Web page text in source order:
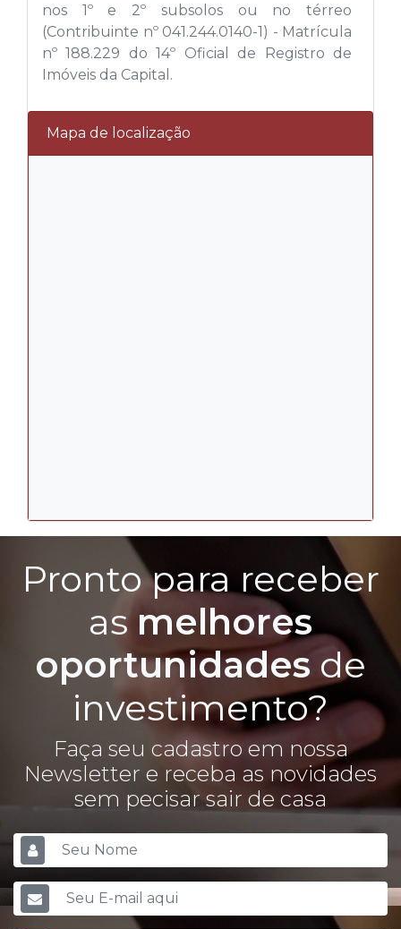
nos 1º e 2º subsolos ou no térreo
(Contribuinte nº 041.244.0140-1) - Matrícula
nº 188.229 do 14º Oficial de Registro de
Imóveis da Capital.
Mapa de localização
Pronto para receber
asmelhores
oportunidades de
investimento?
Faça seu cadastro em nossa
Newsletter e receba as novidades
sem pecisar sair de casa